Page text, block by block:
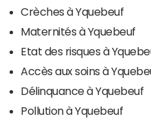
Crèches à Yquebeuf
Maternités à Yquebeuf
Etat des risques à
Accès aux soins à
Délinquance à Yquebeuf
Pollution à Yquebeuf